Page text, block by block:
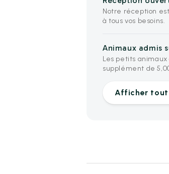
Notre réception
à tous vos besoins.
Animaux admis
Les petits
supplément de
Afficher tout